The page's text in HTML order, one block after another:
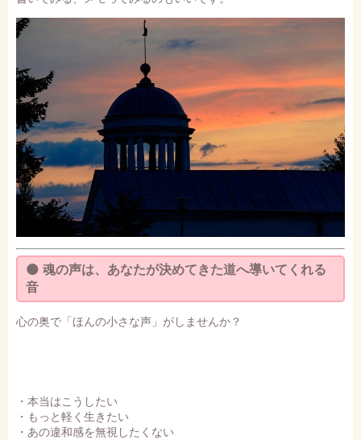
🌑 魂の声は、あなたが決めてきた道へ導いてくれる
音
心の奥で「ほんの小さな声」がしませんか？
・本当はこうしたい
・もっと軽く生きたい
・あの違和感を無視したくない